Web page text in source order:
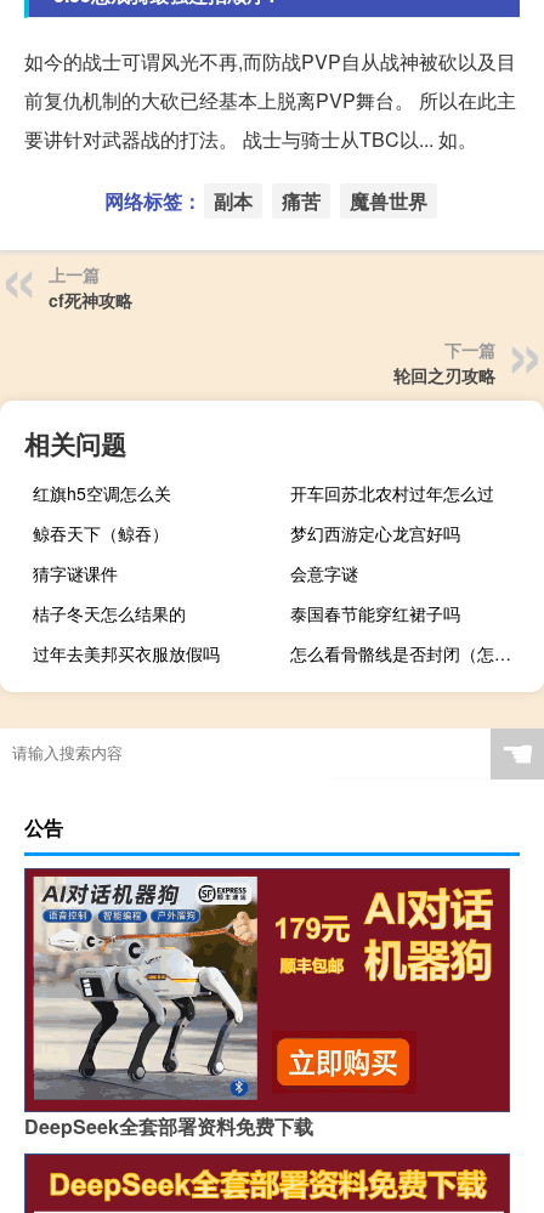
如今的战士可谓风光不再,而防战PVP自从战神被砍以及目
前复仇机制的大砍已经基本上脱离PVP舞台。 所以在此主
要讲针对武器战的打法。 战士与骑士从TBC以... 如。
网络标签： 副本 痛苦 魔兽世界
上一篇
cf死神攻略
下一篇
轮回之刃攻略
相关问题
红旗h5空调怎么关
开车回苏北农村过年怎么过
鲸吞天下（鲸吞）
梦幻西游定心龙宫好吗
猜字谜课件
会意字谜
桔子冬天怎么结果的
泰国春节能穿红裙子吗
过年去美邦买衣服放假吗
怎么看骨骼线是否封闭（怎么看骨骼线是否闭合）
☚
公告
DeepSeek全套部署资料免费下载